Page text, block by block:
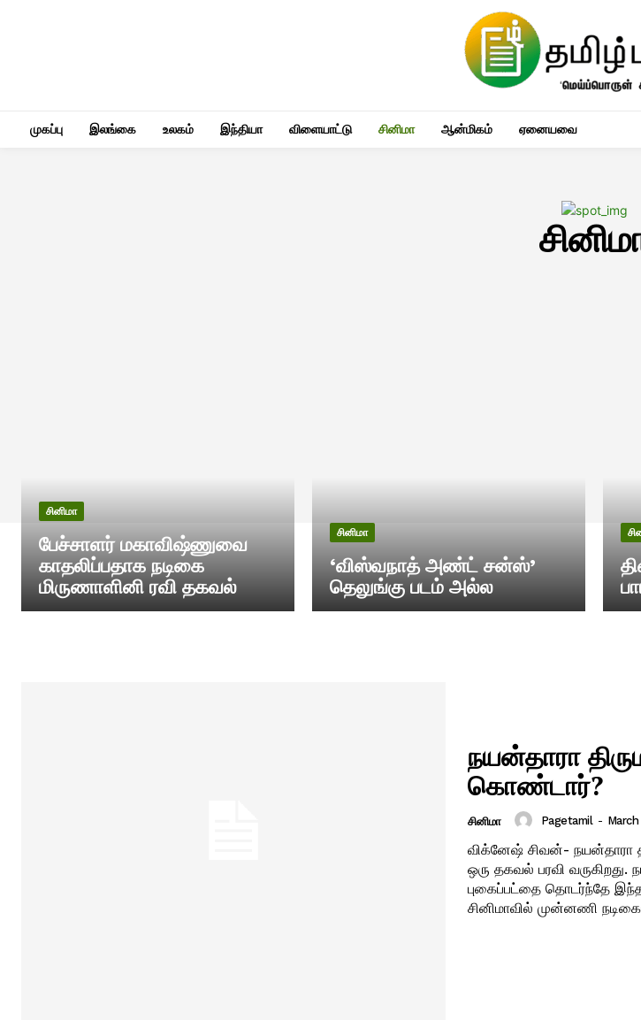
முகப்பு இலங்கை உலகம் இந்தியா விளையாட்டு சினிமா ஆன்மிகம் ஏனையவை
சினிமா
பேச்சாளர் மகாவிஷ்ணுவை
காதலிப்பதாக நடிகை
மிருணாளினி ரவி தகவல்
சினிமா
‘விஸ்வநாத் அண்ட் சன்ஸ்’
தெலுங்கு படம் அல்ல
நயன்தாரா
கொண்டார்?
சினிமா Pagetamil -
விக்னேஷ் சிவன்- நயன்தாரா
ஒரு தகவல் பரவி வருகிறது.
புகைப்பட்தை தொடர்ந்தே இந்த
சினிமாவில் முன்னணி